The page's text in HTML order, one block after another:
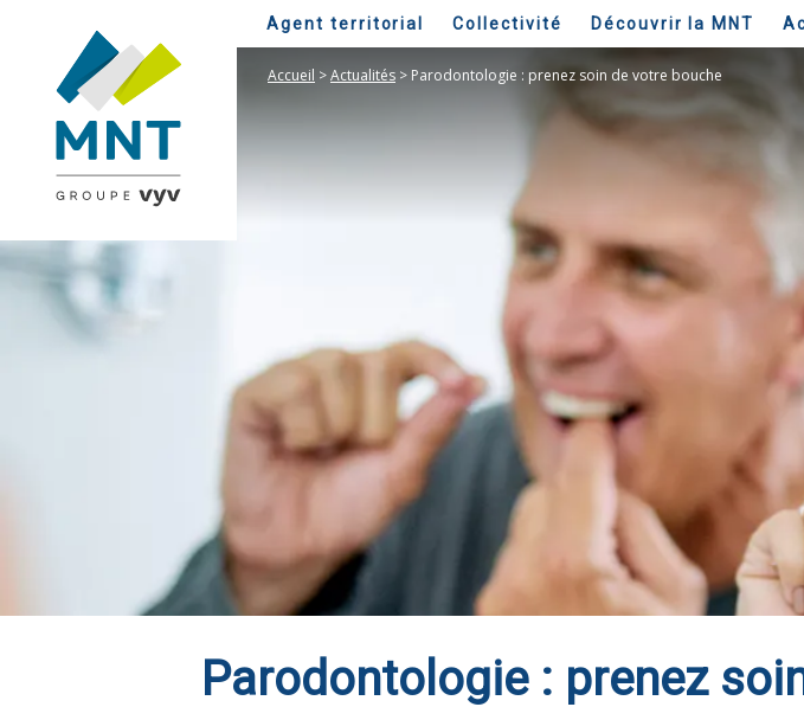
Agent territorial Collectivité Découvrir la MNT
Accueil >Actualités > Parodontologie : prenez soin de votre bouche
Parodontologie : prenez